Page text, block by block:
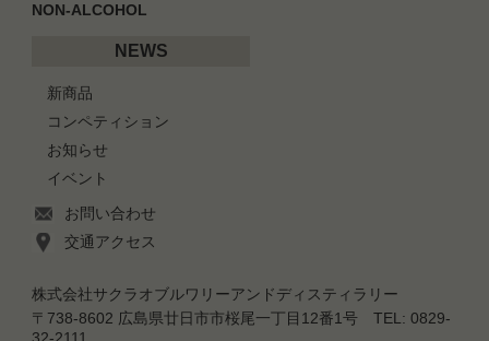
NON-ALCOHOL
NEWS
新商品
コンペティション
お知らせ
イベント
お問い合わせ
交通アクセス
株式会社サクラオブルワリーアンドディスティラリー
〒738-8602 広島県廿日市市桜尾一丁目12番1号 TEL: 0829-